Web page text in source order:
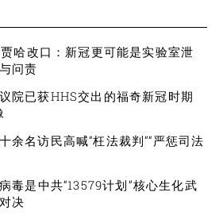
哈改口：新冠更可能是实验室泄
问责
院已获HHS交出的福奇新冠时期
余名访民高喊“枉法裁判”“严惩司法
毒是中共“13579计划”核心生化武
决